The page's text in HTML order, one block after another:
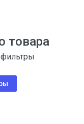
товара
фильтры